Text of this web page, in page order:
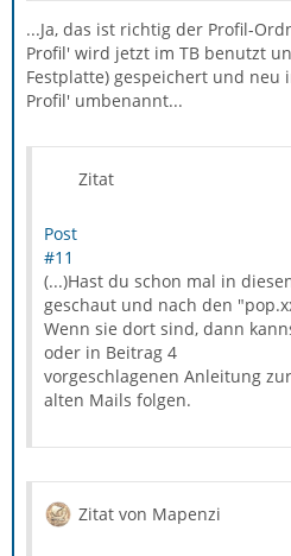
...Ja, das ist richtig der Profil-
Profil' wird jetzt im TB benutzt
Festplatte) gespeichert und neu
Profil' umbenannt...
Zitat
Post
#11
(...)Hast du schon mal in
geschaut und nach den
Wenn sie dort sind, dann
oder in Beitrag 4
vorgeschlagenen Anleitung
alten Mails folgen.
Zitat von Mapenzi